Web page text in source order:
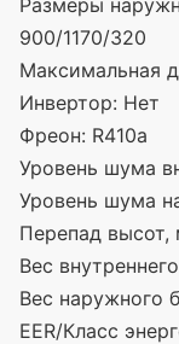
900/1170/320
Максимальная
Инвертор: Нет
Фреон: R410a
Уровень шума
Уровень шума
Перепад высот,
Вес
Вес наружного
EER/Класс